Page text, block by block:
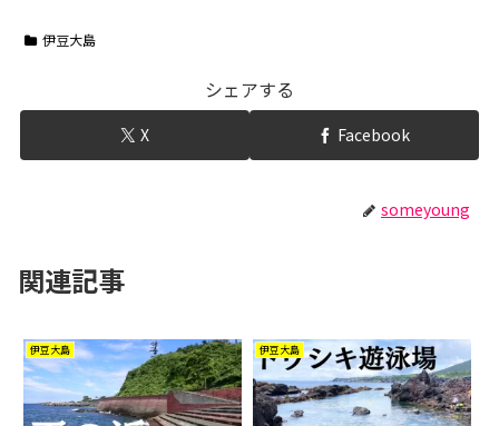
伊豆大島
シェアする
X Facebook
someyoung
関連記事
伊豆大島 伊豆大島